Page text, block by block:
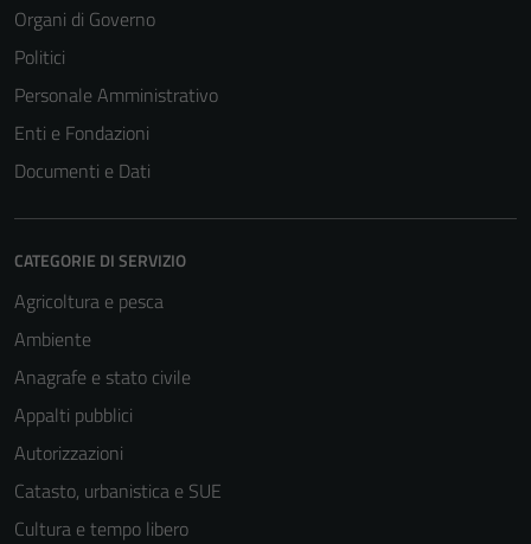
Organi di Governo
Politici
Personale Amministrativo
Enti e Fondazioni
Documenti e Dati
CATEGORIE DI SERVIZIO
Agricoltura e pesca
Ambiente
Anagrafe e stato civile
Appalti pubblici
Autorizzazioni
Catasto, urbanistica e SUE
Cultura e tempo libero